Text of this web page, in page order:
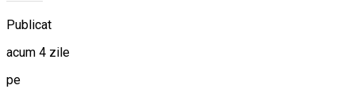
Publicat
acum 4 zile
pe